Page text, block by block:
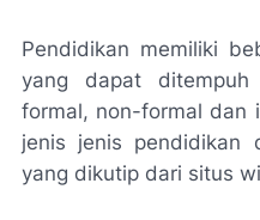
Pendidikan memiliki
yang dapat
formal, non-formal dan
jenis jenis pendidikan
yang dikutip dari situs